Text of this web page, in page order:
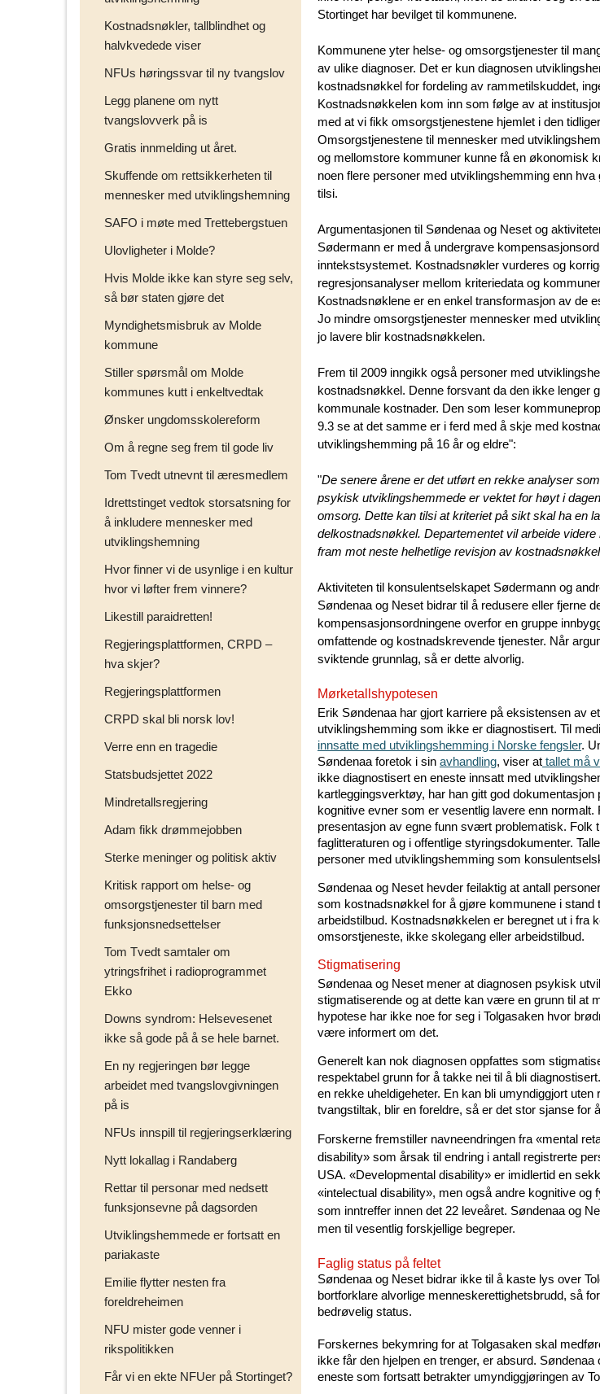
Kostnadsnøkler, tallblindhet og
halvkvedede viser
NFUs høringssvar til ny tvangslov
Legg planene om nytt
tvangslovverk på is
Gratis innmelding ut året.
Skuffende om rettsikkerheten til
mennesker med utviklingshemning
SAFO i møte med Trettebergstuen
Ulovligheter i Molde?
Hvis Molde ikke kan styre seg selv,
så bør staten gjøre det
Myndighetsmisbruk av Molde
kommune
Stiller spørsmål om Molde
kommunes kutt i enkeltvedtak
Ønsker ungdomsskolereform
Om å regne seg frem til gode liv
Tom Tvedt utnevnt til æresmedlem
Idrettstinget vedtok storsatsning for
å inkludere mennesker med
utviklingshemning
Hvor finner vi de usynlige i en kultur
hvor vi løfter frem vinnere?
Likestill paraidretten!
Regjeringsplattformen, CRPD –
hva skjer?
Regjeringsplattformen
CRPD skal bli norsk lov!
Verre enn en tragedie
Statsbudsjettet 2022
Mindretallsregjering
Adam fikk drømmejobben
Sterke meninger og politisk aktiv
Kritisk rapport om helse- og
omsorgstjenester til barn med
funksjonsnedsettelser
Tom Tvedt samtaler om
ytringsfrihet i radioprogrammet
Ekko
Downs syndrom: Helsevesenet
ikke så gode på å se hele barnet.
En ny regjeringen bør legge
arbeidet med tvangslovgivningen
på is
NFUs innspill til regjeringserklæring
Nytt lokallag i Randaberg
Rettar til personar med nedsett
funksjonsevne på dagsorden
Utviklingshemmede er fortsatt en
pariakaste
Emilie flytter nesten fra
foreldreheimen
NFU mister gode venner i
rikspolitikken
Får vi en ekte NFUer på Stortinget?
Stortinget har bevilget til kommunene.
Kommunene yter helse- og omsorgstjenester til
av ulike diagnoser. Det er kun diagnosen
kostnadsnøkkel for fordeling av rammetilskuddet,
Kostnadsnøkkelen kom inn som følge av at
med at vi fikk omsorgstjenestene hjemlet i den
Omsorgstjenestene til mennesker med
og mellomstore kommuner kunne få en økonomisk
noen flere personer med utviklingshemming enn
tilsi.
Argumentasjonen til Søndenaa og Neset og
Sødermann er med å undergrave
inntekstsystemet. Kostnadsnøkler vurderes og
regresjonsanalyser mellom kriteriedata og
Kostnadsnøklene er en enkel transformasjon av de
Jo mindre omsorgstjenester mennesker med
jo lavere blir kostnadsnøkkelen.
Frem til 2009 inngikk også personer med
kostnadsnøkkel. Denne forsvant da den ikke lenger
kommunale kostnader. Den som leser
9.3 se at det samme er i ferd med å skje med
utviklingshemming på 16 år og eldre":
"De senere årene er det utført en rekke analyser
psykisk utviklingshemmede er vektet for høyt i
omsorg. Dette kan tilsi at kriteriet på sikt skal ha en
delkostnadsnøkkel. Departementet vil arbeide
fram mot neste helhetlige revisjon av
Aktiviteten til konsulentselskapet Sødermann og
Søndenaa og Neset bidrar til å redusere eller fjerne
kompensasjonsordningene overfor en gruppe
omfattende og kostnadskrevende tjenester. Når
sviktende grunnlag, så er dette alvorlig.
Mørketallshypotesen
Erik Søndenaa har gjort karriere på eksistensen av
utviklingshemming som ikke er diagnostisert. Til
innsatte med utviklingshemming i Norske fengsler.
Søndenaa foretok i sin avhandling, viser at tallet må
ikke diagnostisert en eneste innsatt med
kartleggingsverktøy, har han gitt god dokumentasjon
kognitive evner som er vesentlig lavere enn
presentasjon av egne funn svært problematisk. Folk
faglitteraturen og i offentlige styringsdokumenter.
personer med utviklingshemming som
Søndenaa og Neset hevder feilaktig at antall
som kostnadsnøkkel for å gjøre kommunene i stand
arbeidstilbud. Kostnadsnøkkelen er beregnet ut i fra
omsorstjeneste, ikke skolegang eller arbeidstilbud.
Stigmatisering
Søndenaa og Neset mener at diagnosen psykisk
stigmatiserende og at dette kan være en grunn til at
hypotese har ikke noe for seg i Tolgasaken hvor
være informert om det.
Generelt kan nok diagnosen oppfattes som
respektabel grunn for å takke nei til å bli
en rekke uheldigeheter. En kan bli umyndiggjort uten
tvangstiltak, blir en foreldre, så er det stor sjanse for
Forskerne fremstiller navneendringen fra «mental
disability» som årsak til endring i antall registrerte
USA. «Developmental disability» er imidlertid en
«intelectual disability», men også andre kognitive
som inntreffer innen det 22 leveåret. Søndenaa og
men til vesentlig forskjellige begreper.
Faglig status på feltet
Søndenaa og Neset bidrar ikke til å kaste lys over
bortforklare alvorlige menneskerettighetsbrudd, så
bedrøvelig status.
Forskernes bekymring for at Tolgasaken skal
ikke får den hjelpen en trenger, er absurd.
eneste som fortsatt betrakter umyndiggjøringen av